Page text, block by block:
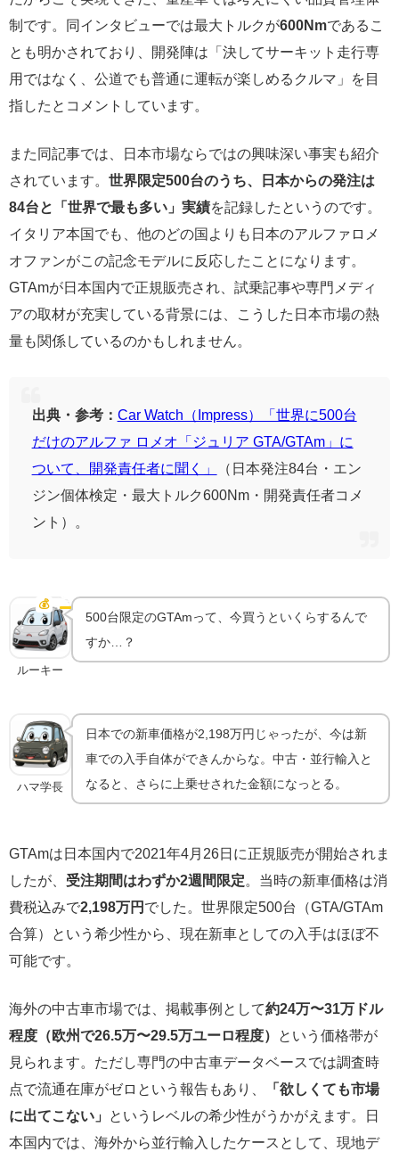
制です。同インタビューでは最大トルクが600Nmであるこ
とも明かされており、開発陣は「決してサーキット走行専
用ではなく、公道でも普通に運転が楽しめるクルマ」を目
指したとコメントしています。
また同記事では、日本市場ならではの興味深い事実も紹介
されています。 世界限定500台のうち、日本からの発注は
84台と「世界で最も多い」実績を記録したというのです。
イタリア本国でも、他のどの国よりも日本のアルファロメ
オファンがこの記念モデルに反応したことになります。
GTAmが日本国内で正規販売され、試乗記事や専門メディ
アの取材が充実している背景には、こうした日本市場の熱
量も関係しているのかもしれません。
出典・参考： Car Watch（Impress）「世界に500台
だけのアルファ ロメオ「ジュリア GTA/GTAm」に
ついて、開発責任者に聞く」
（日本発注84台・エン
ジン個体検定・最大トルク600Nm・開発責任者コメ
ント）。
💰 中古相場
GTAmは今いくら？500台限定が生む希少性
ルーキー
500台限定のGTAmって、今買うといくらするんで
すか…？
ハマ学長
日本での新車価格が2,198万円じゃったが、今は新
車での入手自体ができんからな。中古・並行輸入と
なると、さらに上乗せされた金額になっとる。
GTAmは日本国内で2021年4月26日に正規販売が開始されま
したが、 受注期間はわずか2週間限定 。当時の新車価格は消
費税込みで2,198万円 でした。世界限定500台（GTA/GTAm
合算）という希少性から、現在新車としての入手はほぼ不
可能です。
海外の中古車市場では、掲載事例として約24万〜31万ドル
程度（欧州で26.5万〜29.5万ユーロ程度）
という価格帯が
見られます。ただし専門の中古車データベースでは調査時
点で流通在庫がゼロという報告もあり、
「欲しくても市場
に出てこない」
というレベルの希少性がうかがえます。日
本国内では、海外から並行輸入したケースとして、現地デ